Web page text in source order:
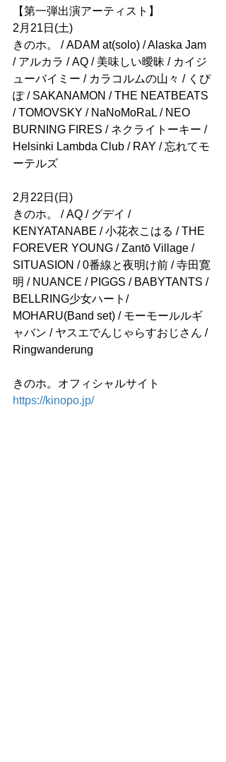
【第一弾出演アーティスト】
2月21日(土)
きのホ。 / ADAM at(solo) / Alaska Jam
/ アルカラ / AQ / 美味しい曖昧 / カイジ
ューバイミー / カラコルムの山々 / くぴ
ぽ / SAKANAMON / THE NEATBEATS
/ TOMOVSKY / NaNoMoRaL / NEO
BURNING FIRES / ネクライトーキー /
Helsinki Lambda Club / RAY / 忘れてモ
ーテルズ
2月22日(日)
きのホ。 / AQ / グデイ /
KENYATANABE / 小花衣こはる / THE
FOREVER YOUNG / Zantō Village /
SITUASION / 0番線と夜明け前 / 寺田寛
明 / NUANCE / PIGGS / BABYTANTS /
BELLRING少女ハート/
MOHARU(Band set) / モーモールルギ
ャバン / ヤスエでんじゃらすおじさん /
Ringwanderung
きのホ。オフィシャルサイト
https://kinopo.jp/